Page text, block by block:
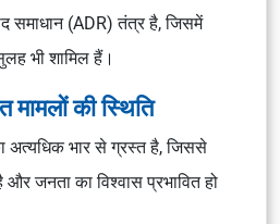
समाधान (ADR) तंत्र है, जिसमें
भी शामिल हैं।
मामलों की स्थिति
अत्यधिक भार से ग्रस्त है, जिससे
और जनता का विश्वास प्रभावित हो